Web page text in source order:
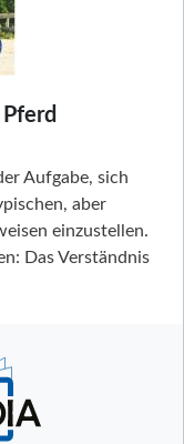
Aufgabe, sich
aber
einzustellen.
Das Verständnis